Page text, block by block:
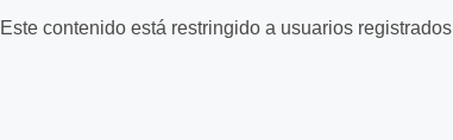
Este contenido está restringido a usuarios registrados